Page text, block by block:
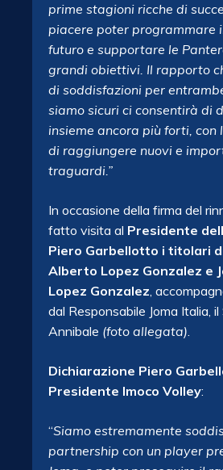
prime stagioni ricche di
piacere poter programmare
futuro e supportare le
grandi obiettivi. Il rapporto
di soddisfazioni per
siamo sicuri ci consentirà di
insieme ancora più forti, con
di raggiungere nuovi e
traguardi.”
In occasione della firma del
fatto visita al Presidente
Piero Garbellotto i titolari
Alberto Lopez Gonzalez e
Lopez Gonzalez,
dal Responsabile Joma Italia, il
Annibale (foto allegata).
Dichiarazione Piero
Presidente Imoco Volley:
“Siamo estremamente
partnership con un player